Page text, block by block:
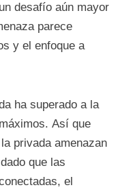
desafío aún mayor
parece
y el enfoque a
ha superado a la
Así que
privada amenazan
que las
el